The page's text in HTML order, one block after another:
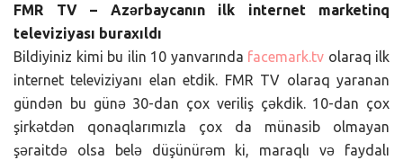
FMR TV – Azərbaycanın ilk internet marketinq
televiziyası buraxıldı
Bildiyiniz kimi bu ilin 10 yanvarında facemark.tv olaraq ilk
internet televiziyanı elan etdik. FMR TV olaraq yaranan
gündən bu günə 30-dan çox veriliş çəkdik. 10-dan çox
şirkətdən qonaqlarımızla çox da münasib olmayan
şəraitdə olsa belə düşünürəm ki, maraqlı və faydalı